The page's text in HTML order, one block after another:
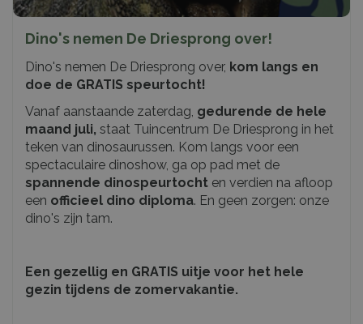
Dino's nemen De Driesprong over!
Dino's nemen De Driesprong over, kom langs en
doe de GRATIS speurtocht!
Vanaf aanstaande zaterdag, gedurende de hele
maand juli, staat Tuincentrum De Driesprong in het
teken van dinosaurussen. Kom langs voor een
spectaculaire dinoshow, ga op pad met de
spannende dinospeurtocht en verdien na afloop
een officieel dino diploma. En geen zorgen: onze
dino's zijn tam.
Een gezellig en GRATIS uitje voor het hele
gezin tijdens de zomervakantie.